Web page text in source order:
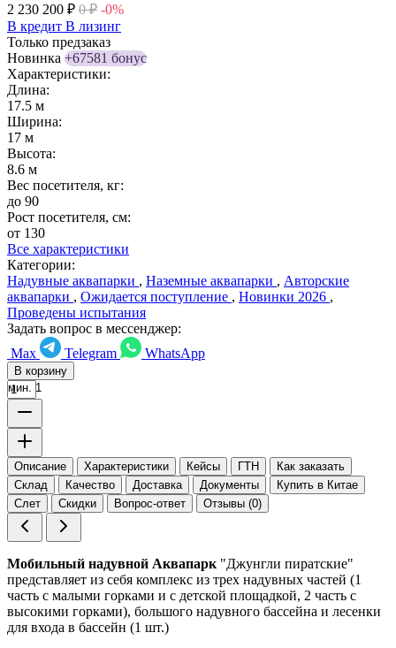
2 230 200 ₽ 0 ₽ -0%
В кредит В лизинг
Только предзаказ
Новинка +67581 бонус
Характеристики:
Длина:
17.5 м
Ширина:
17 м
Высота:
8.6 м
Вес посетителя, кг:
до 90
Рост посетителя, см:
от 130
Все характеристики
Категории:
Надувные аквапарки , Наземные аквапарки , Авторские
аквапарки , Ожидается поступление , Новинки 2026 ,
Проведены испытания
Задать вопрос в мессенджер:
Max
Telegram WhatsApp
В корзину
мин. 1
Описание Характеристики Кейсы ГТН
Как заказать
Склад
Качество Доставка Документы
Купить в Китае
Слет
Скидки Вопрос-ответ Отзывы (0)
Мобильный надувной Аквапарк "Джунгли пиратские"
представляет из себя комплекс из трех надувных частей (1
часть с малыми горками и с детской площадкой, 2 часть с
высокими горками), большого надувного бассейна и лесенки
для входа в бассейн (1 шт.)